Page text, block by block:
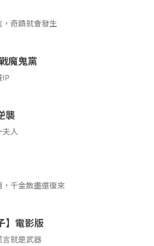
奇蹟就會發生
魔鬼黨
IP
襲
夫人
千金散盡還復來
】電影版
就是武器